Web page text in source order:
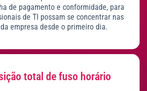
de pagamento e conformidade, para
de TI possam se concentrar nas
empresa desde o primeiro dia.
total de fuso horário